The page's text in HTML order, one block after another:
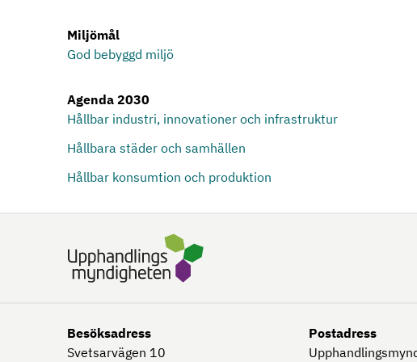
Miljömål
God bebyggd miljö
Agenda 2030
Hållbar industri, innovationer och infrastruktur
Hållbara städer och samhällen
Hållbar konsumtion och produktion
Besöksadress
Svetsarvägen 10
Postadress